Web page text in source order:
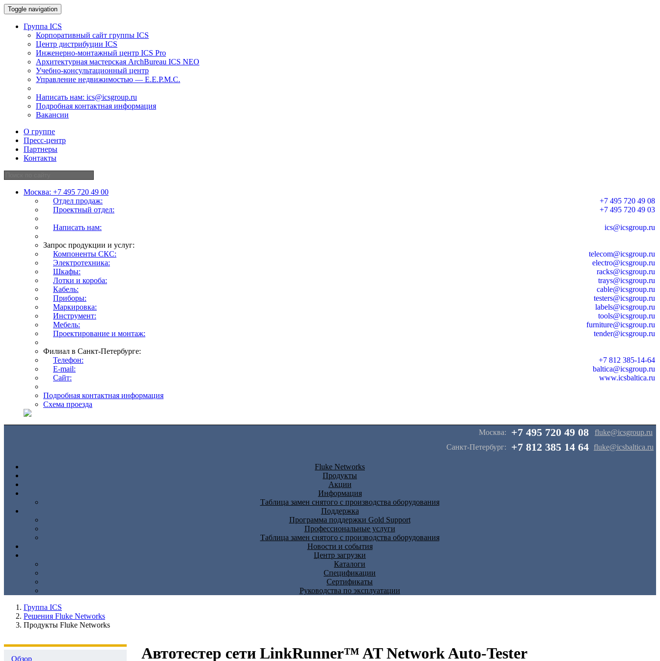
Toggle navigation
Группа ICS
Корпоративный сайт группы ICS
Центр дистрибуции ICS
Инженерно-монтажный центр ICS Pro
Архитектурная мастерская ArchBureau ICS NEO
Учебно-консультационный центр
Управление недвижимостью — E.E.P.M.C.
Написать нам: ics@icsgroup.ru
Подробная контактная информация
Вакансии
О группе
Пресс-центр
Партнеры
Контакты
Москва: +7 495 720 49 00
Отдел продаж:
+7 495 720 49 08
Проектный отдел:
+7 495 720 49 03
Написать нам: ics@icsgroup.ru
Запрос продукции и услуг:
Компоненты СКС:
telecom@icsgroup.ru
Электротехника:
electro@icsgroup.ru
Шкафы:
racks@icsgroup.ru
Лотки и короба:
trays@icsgroup.ru
Кабель:
cable@icsgroup.ru
Приборы:
testers@icsgroup.ru
Маркировка:
labels@icsgroup.ru
Инструмент:
tools@icsgroup.ru
Мебель:
furniture@icsgroup.ru
Проектирование и монтаж:
tender@icsgroup.ru
Филиал в Санкт-Петербурге:
Телефон:
+7 812 385-14-64
E-mail:
baltica@icsgroup.ru
Сайт:
www.icsbaltica.ru
Подробная контактная информация
Схема проезда
Москва: +7 495 720 49 08
fluke@icsgroup.ru
Санкт-Петербург:
+7 812 385 14 64 fluke@icsbaltica.ru
Fluke Networks
Продукты
Акции
Информация
Таблица замен снятого с производства оборудования
Поддержка
Программа поддержки Gold Support
Профессиональные услуги
Таблица замен снятого с производства оборудования
Новости и события
Центр загрузки
Каталоги
Спецификации
Сертификаты
Руководства по эксплуатации
Группа ICS
Решения Fluke Networks
Продукты Fluke Networks
Обзор Автотестер сети LinkRunner™ AT Network Auto-Tester